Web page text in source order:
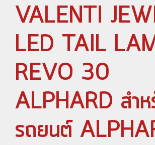
VALENTI
LED TAIL
REVO 30
ALPHARD สำ
รถยนต์